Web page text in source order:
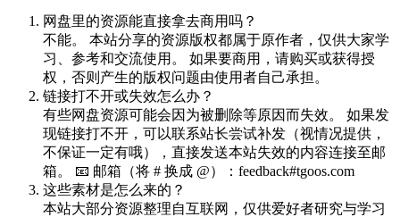
网盘里的资源能直接拿去商用吗？
不能。 本站分享的资源版权都属于原作者，仅供大家学
习、参考和交流使用。 如果要商用，请购买或获得授
权，否则产生的版权问题由使用者自己承担。
链接打不开或失效怎么办？
有些网盘资源可能会因为被删除等原因而失效。 如果发
现链接打不开，可以联系站长尝试补发（视情况提供，
不保证一定有哦），直接发送本站失效的内容连接至邮
箱。 📧 邮箱（将 # 换成 @）：feedback#tgoos.com
这些素材是怎么来的？
本站大部分资源整理自互联网，仅供爱好者研究与学习